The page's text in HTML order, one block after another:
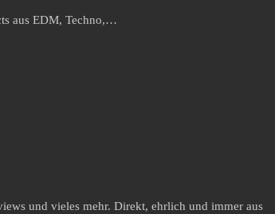
aus EDM, Techno,…
und vieles mehr. Direkt, ehrlich und immer aus